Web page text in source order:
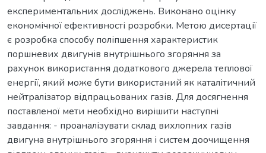
експериментальних досліджень. Виконано оцінку
економічної ефективності розробки. Метою дисертації
є розробка способу поліпшення характеристик
поршневих двигунів внутрішнього згоряння за
рахунок використання додаткового джерела теплової
енергії, який може бути використаний як каталітичний
нейтралізатор відпрацьованих газів. Для досягнення
поставленої мети необхідно вирішити наступні
завдання: - проаналізувати склад вихлопних газів
двигуна внутрішнього згоряння і систем доочищення